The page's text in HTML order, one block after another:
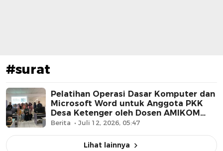
#surat
Pelatihan Operasi Dasar Komputer dan
Microsoft Word untuk Anggota PKK
Desa Ketenger oleh Dosen AMIKOM
Purwokerto
Berita Juli 12, 2026, 05:47
Lihat lainnya